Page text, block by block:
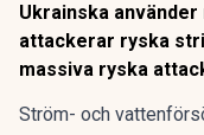
Ukrainska
attackerar ryska
massiva ryska
Ström- och